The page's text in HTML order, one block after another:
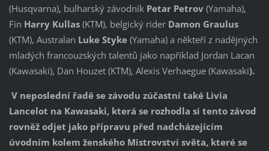
(Husqvarna), bulharský závodník Petar Petrov(Yamaha),
Fin Harry Kullas(KTM), belgický rider Damon Graulus
(KTM), Australan Luke Styke (Yamaha) a někteří z nadějných
mladých francouzských talentů jako například Jordan Lacan
(Kawasaki), Dan Houzet (KTM), Alexis Verhaegue (Kawasaki).
V neposlední řadě se závodu zúčastní také Livia
Lancelot na Kawasaki, která se rozhodla si tento závod
rovněž odjet jako přípravu před nadcházejícím
úvodním kolem ženského Mistrovství světa, které se